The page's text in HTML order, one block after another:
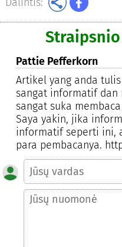
Pattie Pefferkorn
Artikel yang anda
sangat informatif dan
sangat suka
Saya yakin, jika
informatif seperti ini,
para pembacanya.